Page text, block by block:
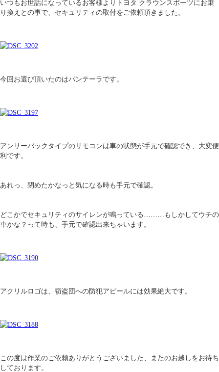
いつもお世話になっているお客様よりトヨタ クラウンスポーツにお乗
り換えとの事で、セキュリティの取付をご依頼頂きました。
今回お選び頂いたのはパンテーラです。
アンサーバックタイプのリモコンは車の状態が手元で確認でき、大変便
利です。
あれっ、閉めたかなっと気になる時も手元で確認。
どこかでセキュリティのサイレンが鳴っている………もしかしてウチの
車かな？って時も、手元で確認出来ちゃいます。
アクリルロゴは、窃盗団への防犯アピールには効果絶大です。
この度は作業のご依頼ありがとうございました、またのお越しをお待ち
しております。